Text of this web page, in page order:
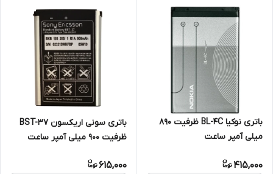
باتری نوکیا BL-4C ظرفیت 890
میلی آمپر ساعت
415,000
باتری سونی اریکسون BST-37
ظرفیت 900 میلی آمپر ساعت
615,000